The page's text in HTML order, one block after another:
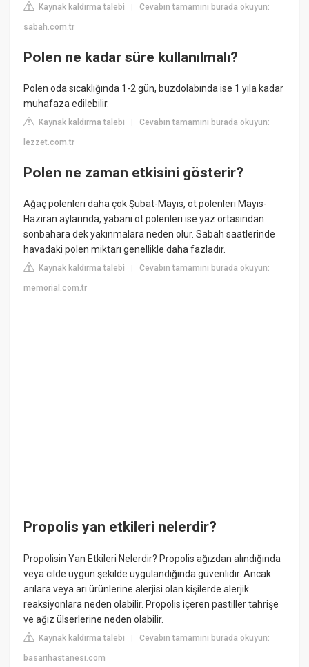
Kaynak kaldırma talebi |Cevabın tamamını burada okuyun:
sabah.com.tr
Polen ne kadar süre kullanılmalı?
Polen oda sıcaklığında 1-2 gün, buzdolabında ise 1 yıla kadar
muhafaza edilebilir.
Kaynak kaldırma talebi |Cevabın tamamını burada okuyun:
lezzet.com.tr
Polen ne zaman etkisini gösterir?
Ağaç polenleri daha çok Şubat-Mayıs, ot polenleri Mayıs-
Haziran aylarında, yabani ot polenleri ise yaz ortasından
sonbahara dek yakınmalara neden olur. Sabah saatlerinde
havadaki polen miktarı genellikle daha fazladır.
Kaynak kaldırma talebi |Cevabın tamamını burada okuyun:
memorial.com.tr
Propolis yan etkileri nelerdir?
Propolisin Yan Etkileri Nelerdir? Propolis ağızdan alındığında
veya cilde uygun şekilde uygulandığında güvenlidir. Ancak
arılara veya arı ürünlerine alerjisi olan kişilerde alerjik
reaksiyonlara neden olabilir. Propolis içeren pastiller tahrişe
ve ağız ülserlerine neden olabilir.
Kaynak kaldırma talebi |Cevabın tamamını burada okuyun:
basarihastanesi.com